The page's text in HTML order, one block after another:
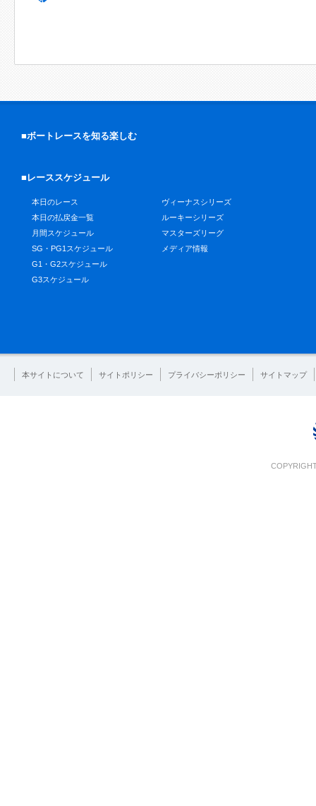
■ボートレースを知る楽しむ
■レーススケジュール
本日のレース
本日の払戻金一覧
月間スケジュール
SG・PG1スケジュール
G1・G2スケジュール
G3スケジュール
ヴィーナスシリーズ
ルーキーシリーズ
マスターズリーグ
メディア情報
本サイトについて サイトポリシー プライバシーポリシー サイトマップ